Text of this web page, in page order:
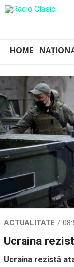
HOME
ACTUALITATE
Ucraina
Ucraina rezistă